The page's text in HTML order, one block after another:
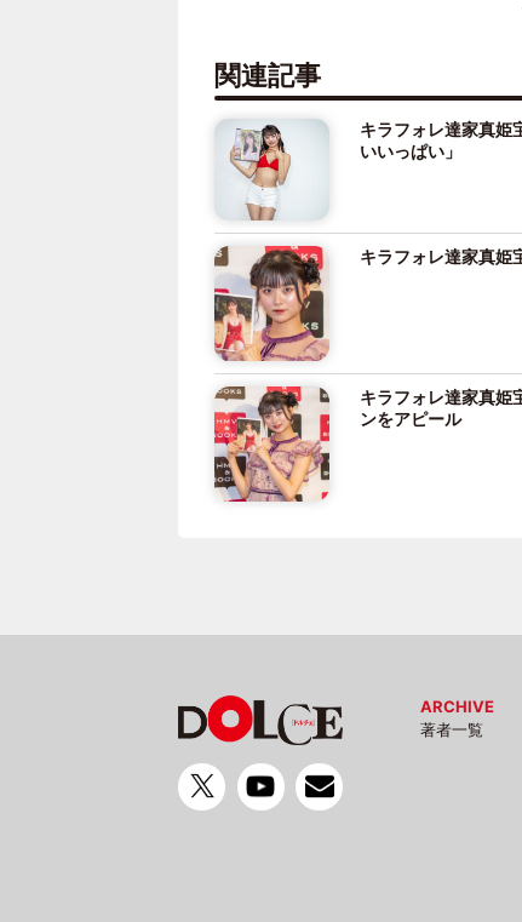
関連記事
キラフォレ達家真姫
いいっぱい」
キラフォレ達家真姫
キラフォレ達家真姫
ンをアピール
ARCHIVE
著者一覧